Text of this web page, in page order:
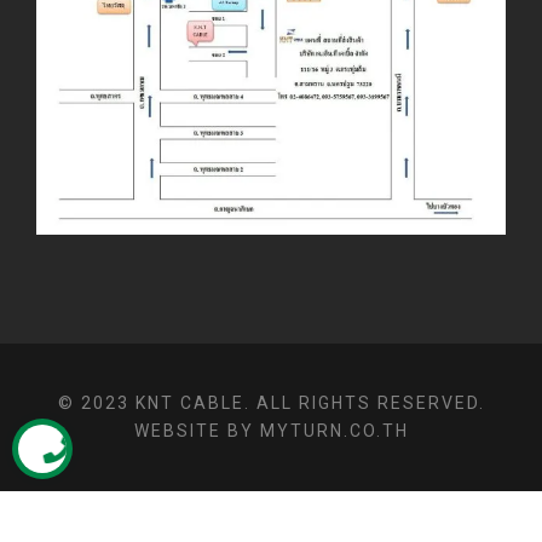
© 2023 KNT CABLE. ALL RIGHTS RESERVED.
WEBSITE BY MYTURN.CO.TH